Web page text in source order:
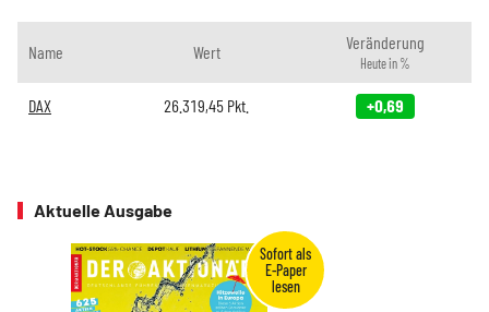
Name Wert Veränderung
Heute in %
DAX 26.319,45 Pkt. +0,69
Aktuelle Ausgabe